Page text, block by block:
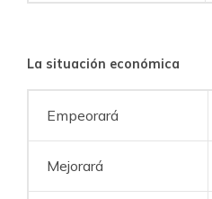
La situación económica
Empeorará
Mejorará